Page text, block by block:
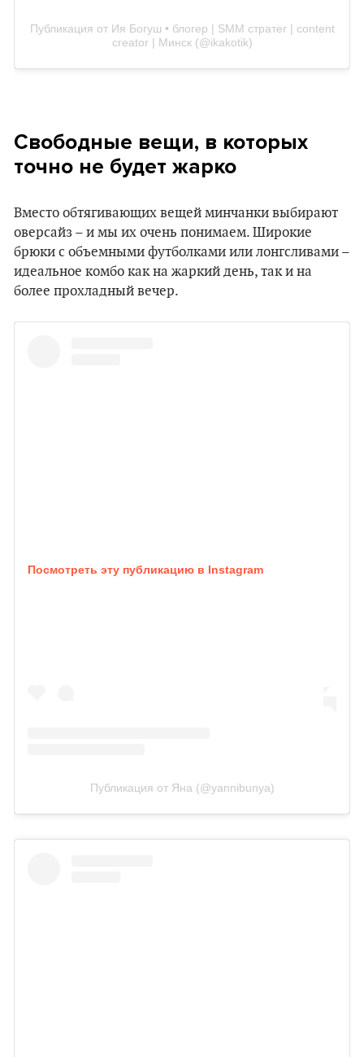
Публикация от Ия Богуш • блогер | SMM стратег | content
creator | Минск (@ikakotik)
Свободные вещи, в которых
точно не будет жарко
Вместо обтягивающих вещей минчанки выбирают
оверсайз – и мы их очень понимаем. Широкие
брюки с объемными футболками или лонгсливами –
идеальное комбо как на жаркий день, так и на
более прохладный вечер.
Посмотреть эту публикацию в Instagram
Публикация от Яна (@yannibunya)